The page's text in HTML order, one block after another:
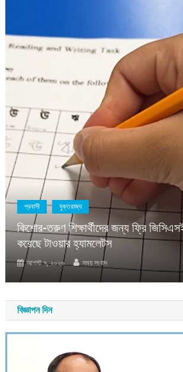
প্রবাসী যুক্তরাজ্য
কিশোর-তরুণ শিক্ষার্থীদের জন্য ফ্রি
করেছে টাওয়ার হ্যামলেটস
আগস্ট ৭, ২০২৬ সময় সংবাদ
বিজ্ঞাপন দিন